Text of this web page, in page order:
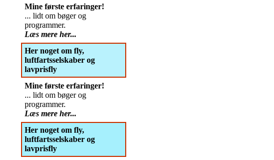
Mine første erfaringer!
... lidt om bøger og
programmer.
Læs mere her...
Her noget om fly,
luftfartsselskaber og
lavprisfly
Mine første erfaringer!
... lidt om bøger og
programmer.
Læs mere her...
Her noget om fly,
luftfartsselskaber og
lavprisfly